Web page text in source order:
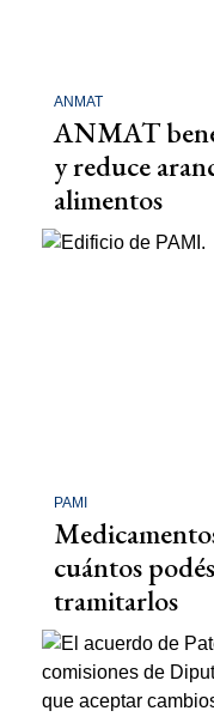
ANMAT
ANMAT
y reduce
alimentos
PAMI
cuántos
tramitarlos